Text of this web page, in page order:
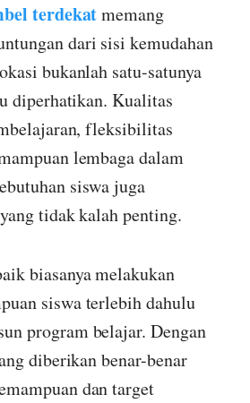
terdekatmemang
dari sisi kemudahan
bukanlah satu-satunya
diperhatikan. Kualitas
fleksibilitas
lembaga dalam
siswa juga
tidak kalah penting.
biasanya melakukan
siswa terlebih dahulu
program belajar. Dengan
diberikan benar-benar
dan target